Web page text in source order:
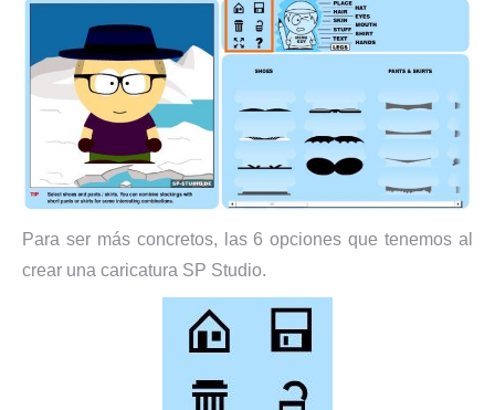
Para ser más concretos, las 6 opciones que tenemos al
crear una caricatura SP Studio.